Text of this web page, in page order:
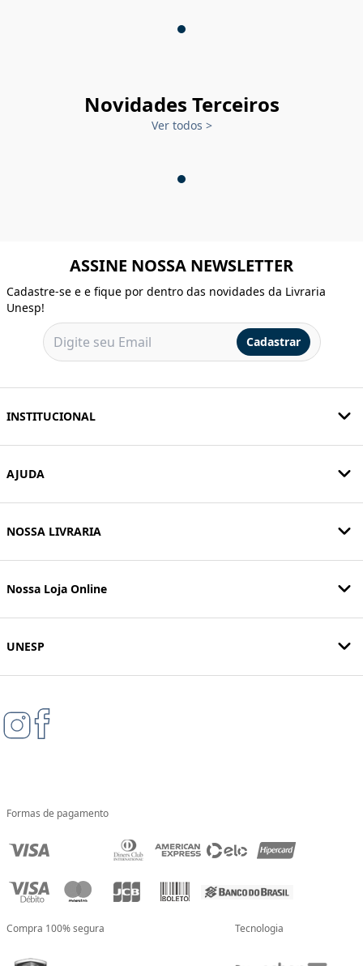
Novidades Terceiros
Ver todos >
ASSINE NOSSA NEWSLETTER
Cadastre-se e e fique por dentro das novidades da Livraria
Unesp!
Cadastrar
INSTITUCIONAL
AJUDA
NOSSA LIVRARIA
Nossa Loja Online
UNESP
Formas de pagamento
Compra 100% segura Tecnologia